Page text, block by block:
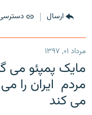
ارسال
مرداد ۰۱, ۱۳۹۷
مایک پمپئو می
مردم ایران را
می کند